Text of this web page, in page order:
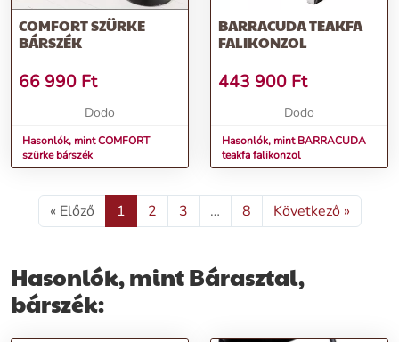
COMFORT SZÜRKE
BÁRSZÉK
66 990 Ft
Dodo
Hasonlók, mint COMFORT
szürke bárszék
BARRACUDA TEAKFA
FALIKONZOL
443 900 Ft
Dodo
Hasonlók, mint BARRACUDA
teakfa falikonzol
« Előző 1 2 3 … 8 Következő »
Hasonlók, mint Bárasztal,
bárszék: